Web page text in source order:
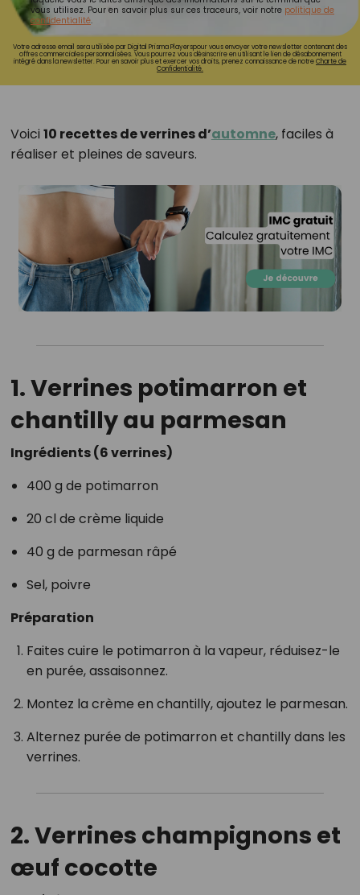
vous utilisez. Pour en savoir plus sur ces traceurs, voir notre politique de
confidentialité.
Votre adresse email sera utilisée par Digital Prisma Playerspour vous envoyer votre newsletter contenant des
offres commerciales personnalisées. Vous pourrez vous désinscrire en utilisant le lien de désabonnement
intégré dans la newsletter. Pour en savoir plus et exercer vos droits, prenez connaissance de notreCharte de
Confidentialité.
Voici 10 recettes de verrines d’automne, faciles à
réaliser et pleines de saveurs.
1. Verrines potimarron et
chantilly au parmesan
Ingrédients (6 verrines)
400 g de potimarron
20 cl de crème liquide
40 g de parmesan râpé
Sel, poivre
Préparation
Faites cuire le potimarron à la vapeur, réduisez-le
en purée, assaisonnez.
Montez la crème en chantilly, ajoutez le parmesan.
Alternez purée de potimarron et chantilly dans les
verrines.
2. Verrines champignons et
œuf cocotte